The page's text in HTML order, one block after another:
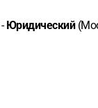
Юридический